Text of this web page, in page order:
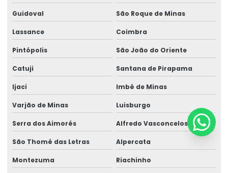
Guidoval São Roque de Minas
Lassance Coimbra
Pintópolis São João do Oriente
Catuji Santana de Pirapama
Ijaci Imbé de Minas
Varjão de Minas Luisburgo
Serra dos Aimorés Alfredo Vasconcelos
São Thomé das Letras Alpercata
Montezuma Riachinho